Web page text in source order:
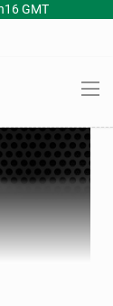
GMT